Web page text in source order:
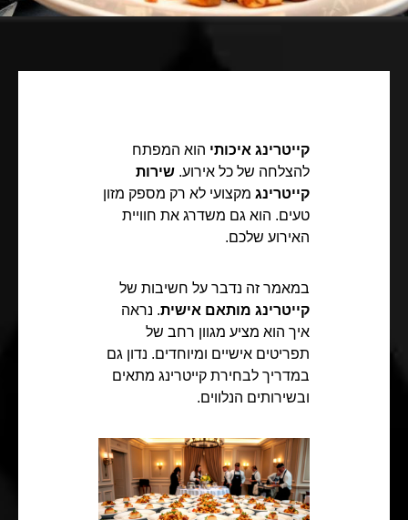
קייטרינג איכותי הוא המפתח
להצלחה של כל אירוע. שירות
קייטרינג מקצועי לא רק מספק מזון
טעים. הוא גם משדרג את חוויית
האירוע שלכם.
במאמר זה נדבר על חשיבות של
קייטרינג מותאם אישית. נראה
איך הוא מציע מגוון רחב של
תפריטים אישיים ומיוחדים. נדון גם
במדריך לבחירת קייטרינג מתאים
ובשירותים הנלווים.